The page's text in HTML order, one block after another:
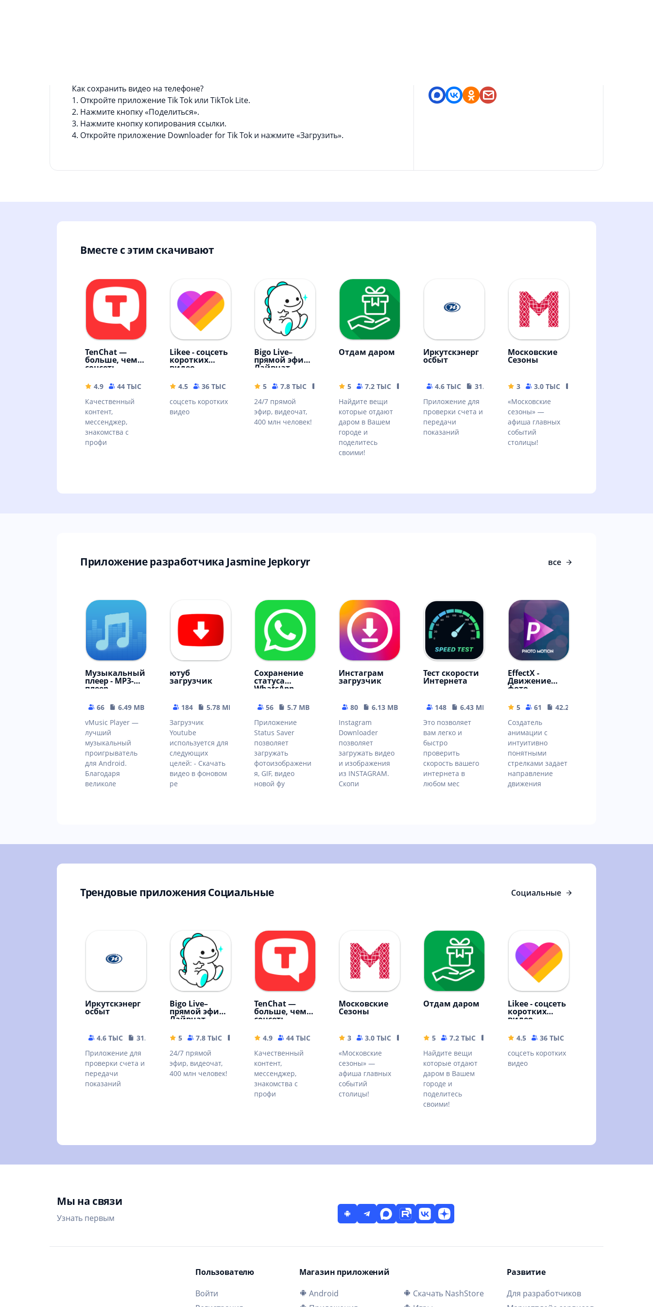
Как сохранить видео на телефоне?
1. Откройте приложение Tik Tok или TikTok Lite.
2. Нажмите кнопку «Поделиться».
3. Нажмите кнопку копирования ссылки.
4. Откройте приложение Downloader for Tik Tok и нажмите «Загрузить».
Вместе с этим скачивают
TenChat —
больше, чем
соцсеть
4.9 44 ТЫС
118.39 MB
Качественный
контент,
мессенджер,
знакомства с
профи
Likee - соцсеть
коротких
видео
4.5 36 ТЫС
91.03 MB
соцсеть коротких
видео
Bigo Live–
прямой эфир,
Лайвчат
5 7.8 ТЫС
85.96 MB
24/7 прямой
эфир, видеочат,
400 млн человек!
Отдам даром
5 7.2 ТЫС
48.26 MB
Найдите вещи
которые отдают
даром в Вашем
городе и
поделитесь
своими!
Иркутскэнерг
осбыт
4.6 ТЫС
31.92 MB
Приложение для
проверки счета и
передачи
показаний
Московские
Сезоны
3 3.0 ТЫС
«Московские
сезоны» —
афиша главных
событий
столицы!
Приложение разработчика Jasmine Jepkoryr все
Музыкальный
плеер - MP3-
плеер
66
6.49 MB
vMusic Player —
лучший
музыкальный
проигрыватель
для Android.
Благодаря
великоле
ютуб
загрузчик
184
5.78 MB
Загрузчик
Youtube
используется для
следующих
целей: - Скачать
видео в фоновом
ре
Сохранение
статуса
WhatsApp
56
5.7 MB
Приложение
Status Saver
позволяет
загружать
фотоизображени
я, GIF, видео
новой фу
Инстаграм
загрузчик
80
6.13 MB
Instagram
Downloader
позволяет
загружать видео
и изображения
из INSTAGRAM.
Скопи
Тест скорости
Интернета
148
6.43 MB
Это позволяет
вам легко и
быстро
проверить
скорость вашего
интернета в
любом мес
EffectX -
Движение
фото
5 61
42.26 MB
Создатель
анимации с
интуитивно
понятными
стрелками задает
направление
движения
Трендовые приложения Социальные Социальные
Иркутскэнерг
осбыт
4.6 ТЫС
31.92 MB
Приложение для
проверки счета и
передачи
показаний
Bigo Live–
прямой эфир,
Лайвчат
5 7.8 ТЫС
85.96 MB
24/7 прямой
эфир, видеочат,
400 млн человек!
TenChat —
больше, чем
соцсеть
4.9 44 ТЫС
118.39 MB
Качественный
контент,
мессенджер,
знакомства с
профи
Московские
Сезоны
3 3.0 ТЫС
151.64 MB
«Московские
сезоны» —
афиша главных
событий
столицы!
Отдам даром
5 7.2 ТЫС
48.26 MB
Найдите вещи
которые отдают
даром в Вашем
городе и
поделитесь
своими!
Likee - соцсеть
коротких
видео
4.5 36 ТЫС
соцсеть коротких
видео
Мы на связи
Узнать первым
Пользователю
Войти
Магазин приложений
Android
Скачать NashStore
Развитие
Для разработчиков